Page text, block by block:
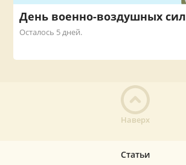
День военно-воздушных сил
Осталось 5 дней.
Наверх
Статьи